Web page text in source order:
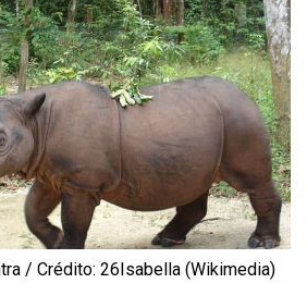
/ Crédito: 26Isabella (Wikimedia)